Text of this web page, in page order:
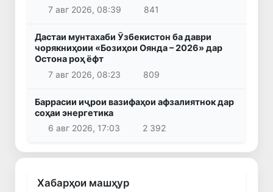
7 авг 2026, 08:39
841
Дастаи мунтахаби Ӯзбекистон ба даври
чорякниҳоии «Бозиҳои Оянда – 2026» дар
Остона роҳ ёфт
7 авг 2026, 08:23
809
Баррасии иҷрои вазифаҳои афзалиятнок дар
соҳаи энергетика
6 авг 2026, 17:03
2 392
Хабарҳои машҳур